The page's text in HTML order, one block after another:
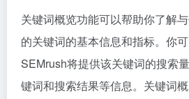
关键词概览功能可以帮助你了解
的关键词的基本信息和指标。你
SEMrush将提供该关键词的搜索
键词和搜索结果等信息。关键词